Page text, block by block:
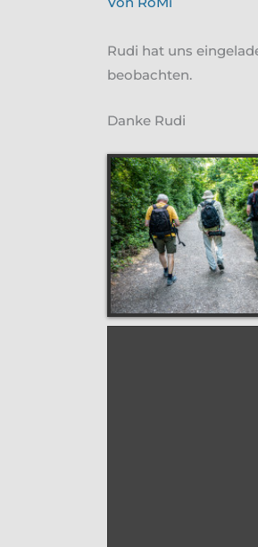
Rudi hat uns
beobachten.
Danke Rudi